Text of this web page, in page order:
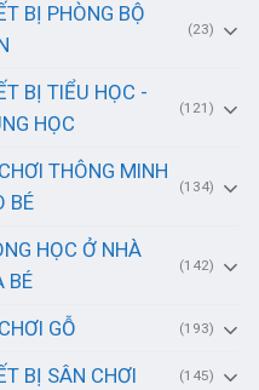
BỊ PHÒNG BỘ
(23)
BỊ TIỂU HỌC -
HỌC
(121)
THÔNG MINH
BÉ
(134)
HỌC Ở NHÀ
BÉ
(142)
GỖ (193)
BỊ SÂN CHƠI (145)